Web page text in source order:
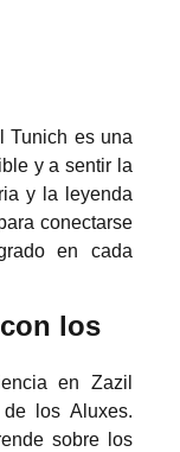
Tunich es una
y a sentir la
y la leyenda
conectarse
en cada
los
en Zazil
los Aluxes.
sobre los